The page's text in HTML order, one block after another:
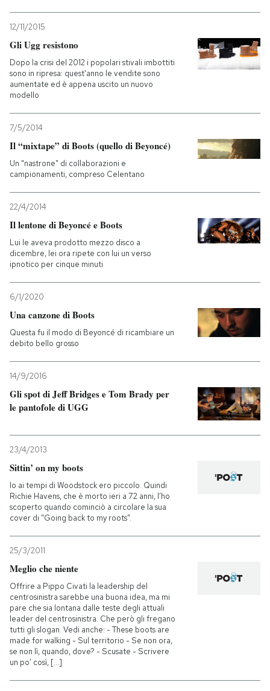
12/11/2015
Gli Ugg resistono
Dopo la crisi del 2012 i popolari stivali imbottiti
sono in ripresa: quest'anno le vendite sono
aumentate ed è appena uscito un nuovo
modello
7/5/2014
Il “mixtape” di Boots (quello di Beyoncé)
Un "nastrone" di collaborazioni e
campionamenti, compreso Celentano
22/4/2014
Il lentone di Beyoncé e Boots
Lui le aveva prodotto mezzo disco a
dicembre, lei ora ripete con lui un verso
ipnotico per cinque minuti
6/1/2020
Una canzone di Boots
Questa fu il modo di Beyoncé di ricambiare un
debito bello grosso
14/9/2016
Gli spot di Jeff Bridges e Tom Brady per
le pantofole di UGG
23/4/2013
Sittin’ on my boots
Io ai tempi di Woodstock ero piccolo. Quindi
Richie Havens, che è morto ieri a 72 anni, l’ho
scoperto quando cominciò a circolare la sua
cover di “Going back to my roots”.
25/3/2011
Meglio che niente
Offrire a Pippo Civati la leadership del
centrosinistra sarebbe una buona idea, ma mi
pare che sia lontana dalle teste degli attuali
leader del centrosinistra. Che però gli fregano
tutti gli slogan. Vedi anche: - These boots are
made for walking - Sul territorio - Se non ora,
se non lì, quando, dove? - Scusate - Scrivere
un po’ così, [...]